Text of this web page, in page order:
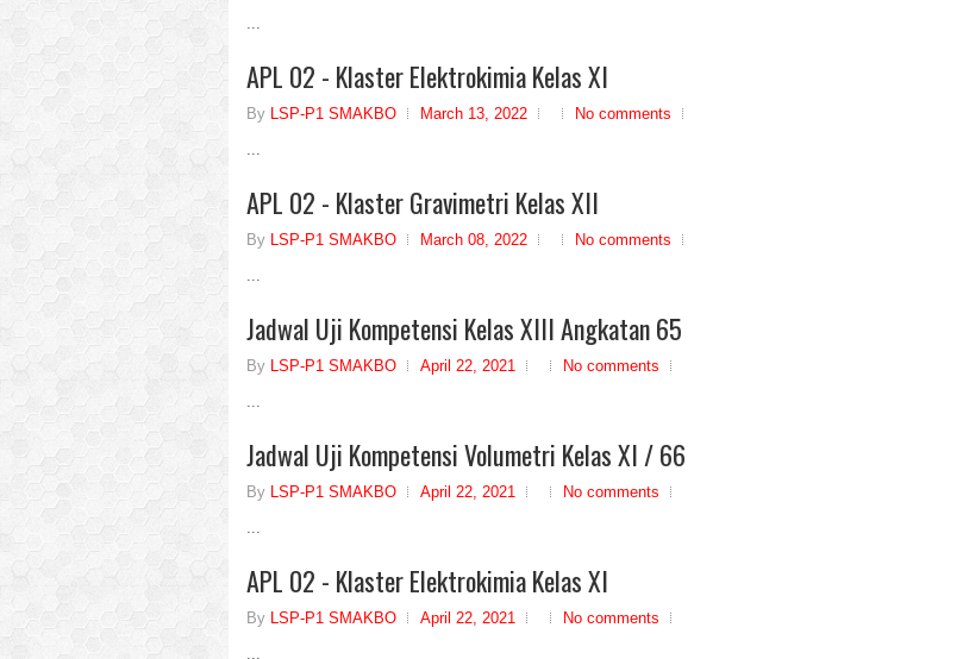
...
APL 02 - Klaster Elektrokimia Kelas XI
By LSP-P1 SMAKBO March 13, 2022
No comments
...
APL 02 - Klaster Gravimetri Kelas XII
By LSP-P1 SMAKBO March 08, 2022
No comments
...
Jadwal Uji Kompetensi Kelas XIII Angkatan 65
By LSP-P1 SMAKBO April 22, 2021
No comments
...
Jadwal Uji Kompetensi Volumetri Kelas XI / 66
By LSP-P1 SMAKBO April 22, 2021
No comments
...
APL 02 - Klaster Elektrokimia Kelas XI
By LSP-P1 SMAKBO April 22, 2021
No comments
...